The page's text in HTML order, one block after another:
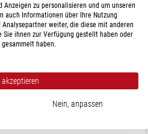
Anzeigen zu personalisieren und um unseren
auch Informationen über Ihre Nutzung
weiter, die diese mit anderen
Sie ihnen zur Verfügung gestellt haben oder
haben.
akzeptieren
Nein, anpassen